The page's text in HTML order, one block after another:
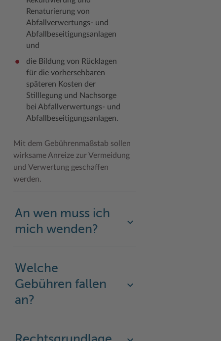
Renaturierung von
Abfallverwertungs- und
Abfallbeseitigungsanlagen
und
die Bildung von Rücklagen
für die vorhersehbaren
späteren Kosten der
Stilllegung und Nachsorge
bei Abfallverwertungs- und
Abfallbeseitigungsanlagen.
Mit dem Gebührenmaßstab sollen
wirksame Anreize zur Vermeidung
und Verwertung geschaffen
werden.
An wen muss ich
mich wenden?
Welche
Gebühren fallen
an?